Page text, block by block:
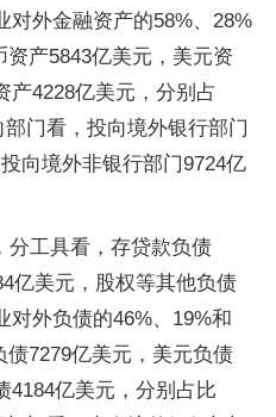
对外金融资产的58%、28%
产5843亿美元，美元资
产4228亿美元，分别占
门看，投向境外银行部门
向境外非银行部门9724亿
分工具看，存贷款负债
亿美元，股权等其他负债
对外负债的46%、19%和
7279亿美元，美元负债
4184亿美元，分别占比